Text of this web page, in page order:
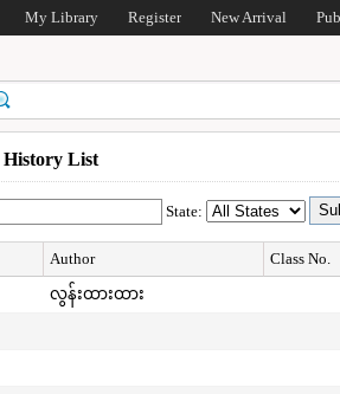
My Library Register New Arrival
History List
State:
Author
Class No.
လွန်းထားထား